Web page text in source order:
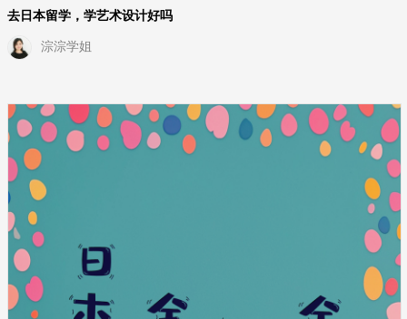
去日本留学，学艺术设计好吗
淙淙学姐